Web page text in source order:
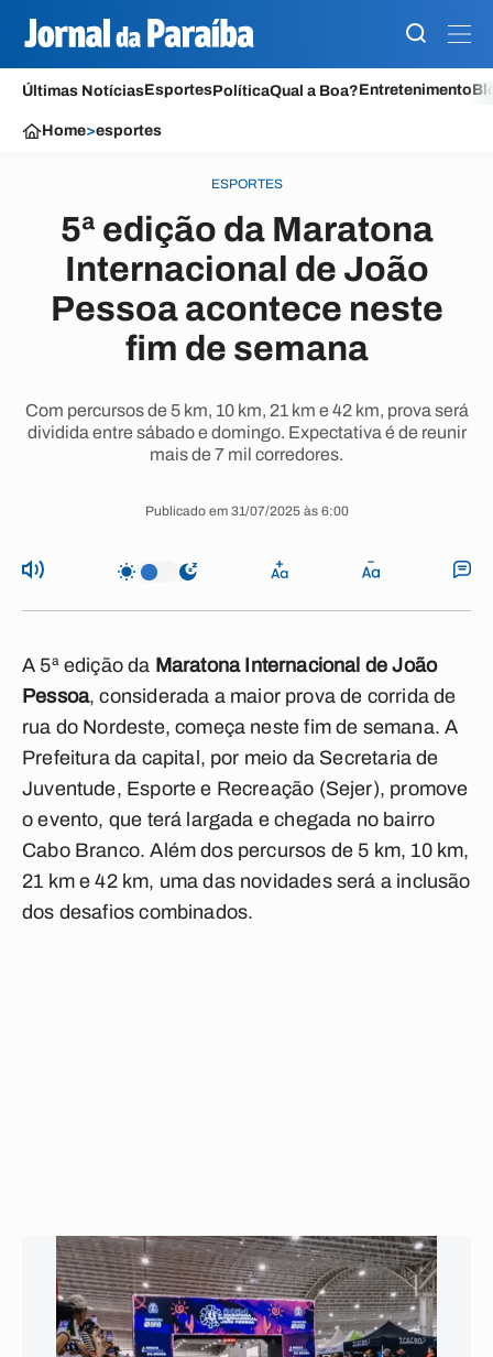
Últimas NotíciasEsportesPolíticaQual a Boa?Entretenimento
Home>esportes
ESPORTES
5ª edição da Maratona
Internacional de João
Pessoa acontece neste
fim de semana
Com percursos de 5 km, 10 km, 21 km e 42 km, prova será
dividida entre sábado e domingo. Expectativa é de reunir
mais de 7 mil corredores.
Publicado em 31/07/2025 às 6:00
A 5ª edição da Maratona Internacional de João
Pessoa, considerada a maior prova de corrida de
rua do Nordeste, começa neste fim de semana. A
Prefeitura da capital, por meio da Secretaria de
Juventude, Esporte e Recreação (Sejer), promove
o evento, que terá largada e chegada no bairro
Cabo Branco. Além dos percursos de 5 km, 10 km,
21 km e 42 km, uma das novidades será a inclusão
dos desafios combinados.